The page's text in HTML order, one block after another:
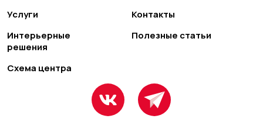
Услуги
Интерьерные
решения
Схема центра
Контакты
Полезные статьи